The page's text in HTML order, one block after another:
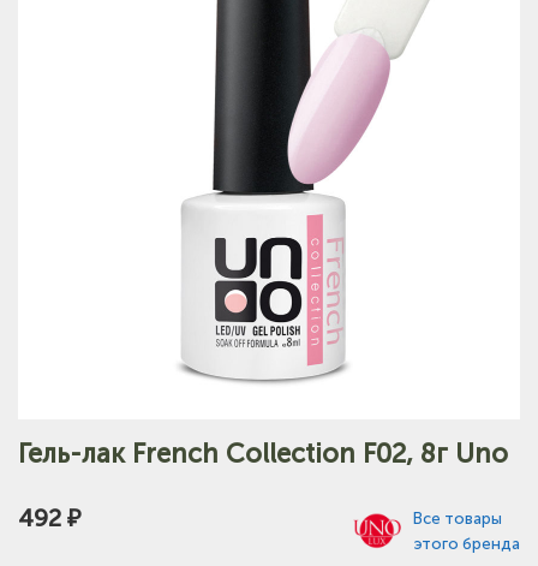
Гель-лак French Collection F02, 8г Uno
492 ₽
Все товары
этого бренда